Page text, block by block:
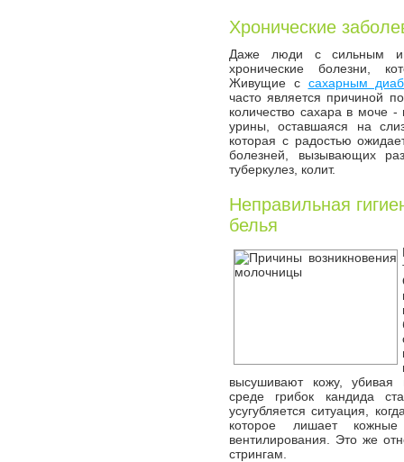
Хронические
Даже люди с сильным
хронические болезни,
Живущие с сахарным
часто является причиной
количество сахара в моче
урины, оставшаяся на
которая с радостью
болезней, вызывающих
туберкулез, колит.
Неправильная
белья
высушивают кожу,
среде грибок кандида
усугубляется ситуация,
которое лишает кожные
вентилирования. Это же
стрингам.